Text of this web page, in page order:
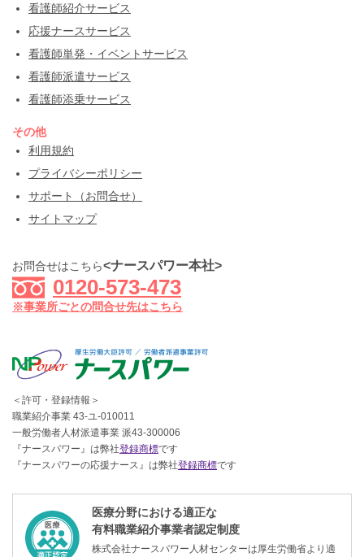
看護師紹介サービス
応援ナースサービス
看護師単発・イベントサービス
看護師派遣サービス
看護師添乗サービス
その他
利用規約
プライバシーポリシー
サポート（お問合せ）
サイトマップ
お問合せはこちら<ナースパワー本社>
0120-573-473
※事業所ごとの問合せ先はこちら
＜許可・登録情報＞
職業紹介事業 43-ユ-010011
一般労働者人材派遣事業 派43-300006
『ナースパワー』は弊社登録商標です
『ナースパワーの応援ナース』は弊社登録商標です
医療分野における適正な
有料職業紹介事業者認定制度
株式会社ナースパワー人材センターは厚生労働省より適